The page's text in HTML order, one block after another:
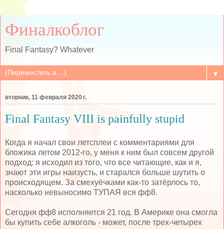
Финалкоблог
Final Fantasy? Whatever
▼
вторник, 11 февраля 2020 г.
Final Fantasy VIII is painfully stupid
Когда я начал свои летсплеи с комментариями для
бложика летом 2012-го, у меня к ним был совсем другой
подход: я исходил из того, что все читающие, как и я,
знают эти игры наизусть, и старался больше шутить о
происходящем. За смехуёчками как-то затёрлось то,
насколько невыносимо ТУПАЯ вся фф8.
Сегодня фф8 исполняется 21 год. В Америке она смогла
бы купить себе алкоголь - может, после трех-четырех